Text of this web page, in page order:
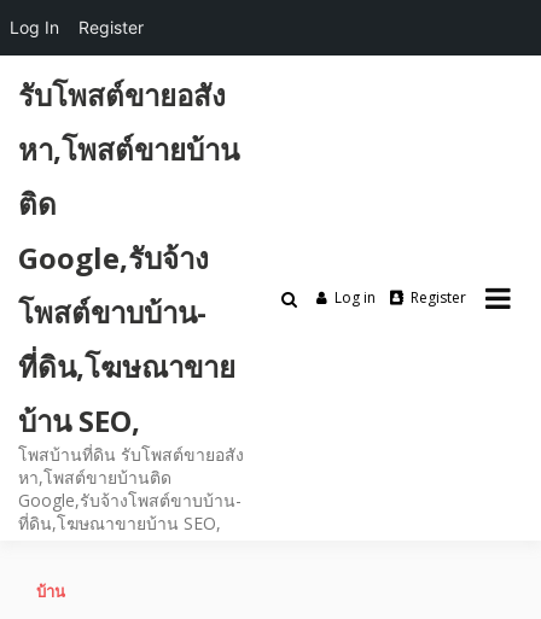
content
รับโพสต์ขายอสัง
หา,โพสต์ขายบ้าน
ติด
Google,รับจ้าง
โพสต์ขาบบ้าน-
ที่ดิน,โฆษณาขาย
บ้าน SEO,
โพสบ้านที่ดิน รับโพสต์ขายอสัง
หา,โพสต์ขายบ้านติด
Google,รับจ้างโพสต์ขาบบ้าน-
ที่ดิน,โฆษณาขายบ้าน SEO,
Log in Register
บ้าน
Log In Register